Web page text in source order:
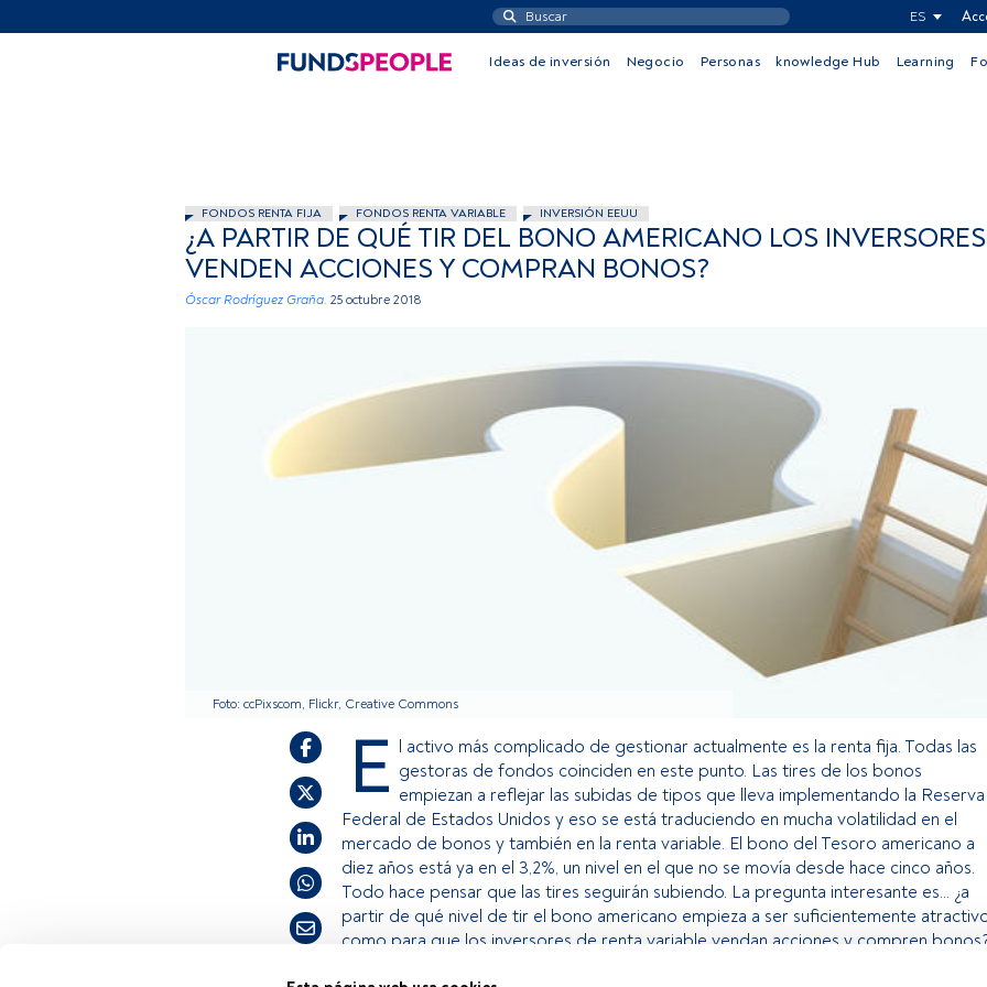
ES
Ideas de inversión Negocio Personas knowledge Hub Learning
FONDOS RENTA FIJA FONDOS RENTA VARIABLE INVERSIÓN EEUU
¿A PARTIR DE QUÉ TIR DEL BONO AMERICANO LOS INVERSORES
VENDEN ACCIONES Y COMPRAN BONOS?
Óscar Rodríguez Graña. 25 octubre 2018
Foto: ccPixscom, Flickr, Creative Commons
E l activo más complicado de gestionar actualmente es la renta fija. Todas las
gestoras de fondos coinciden en este punto. Las tires de los bonos
empiezan a reflejar las subidas de tipos que lleva implementando la Reserva
Federal de Estados Unidos y eso se está traduciendo en mucha volatilidad en el
mercado de bonos y también en la renta variable. El bono del Tesoro americano a
diez años está ya en el 3,2%, un nivel en el que no se movía desde hace cinco años.
Todo hace pensar que las tires seguirán subiendo. La pregunta interesante es… ¿a
partir de qué nivel de tir el bono americano empieza a ser suficientemente
como para que los inversores de renta variable vendan acciones y compren